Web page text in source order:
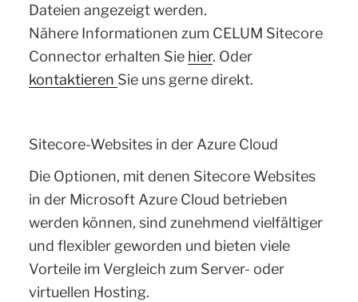
Dateien angezeigt werden.
Nähere Informationen zum CELUM Sitecore
Connector erhalten Sie hier. Oder
kontaktieren Sie uns gerne direkt.
Sitecore-Websites in der Azure Cloud
Die Optionen, mit denen Sitecore Websites
in der Microsoft Azure Cloud betrieben
werden können, sind zunehmend vielfältiger
und flexibler geworden und bieten viele
Vorteile im Vergleich zum Server- oder
virtuellen Hosting.